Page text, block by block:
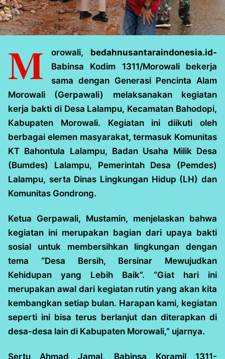
M orowali, bedahnusantaraindonesia.id-
Babinsa Kodim 1311/Morowali bekerja
sama dengan Generasi Pencinta Alam
Morowali (Gerpawali) melaksanakan kegiatan
kerja bakti di Desa Lalampu, Kecamatan Bahodopi,
Kabupaten Morowali. Kegiatan ini diikuti oleh
berbagai elemen masyarakat, termasuk Komunitas
KT Bahontula Lalampu, Badan Usaha Milik Desa
(Bumdes) Lalampu, Pemerintah Desa (Pemdes)
Lalampu, serta Dinas Lingkungan Hidup (LH) dan
Komunitas Gondrong.
Ketua Gerpawali, Mustamin, menjelaskan bahwa
kegiatan ini merupakan bagian dari upaya bakti
sosial untuk membersihkan lingkungan dengan
tema “Desa Bersih, Bersinar Mewujudkan
Kehidupan yang Lebih Baik”. “Giat hari ini
merupakan awal dari kegiatan rutin yang akan kita
kembangkan setiap bulan. Harapan kami, kegiatan
seperti ini bisa terus berlanjut dan diterapkan di
desa-desa lain di Kabupaten Morowali,” ujarnya.
Sertu Ahmad Jamal, Babinsa Koramil 1311-